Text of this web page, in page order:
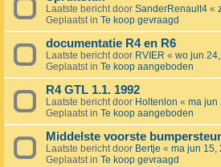
Laatste bericht door SanderRenault4 «
Geplaatst in Te koop gevraagd
documentatie R4 en R6
Laatste bericht door RVIER « wo jun
Geplaatst in Te koop aangeboden
R4 GTL 1.1. 1992
Laatste bericht door Holtenlon « ma jun
Geplaatst in Te koop aangeboden
Middelste voorste
Laatste bericht door Bertje « ma jun 15,
Geplaatst in Te koop gevraagd